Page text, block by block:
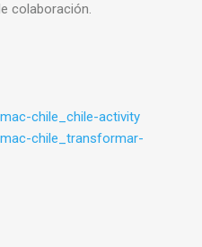
colaboración.
chile_chile-activity
chile_transformar-